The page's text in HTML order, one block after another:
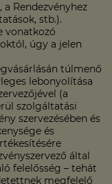
Rendezvényhez
stb.).
vonatkozó
úgy a jelen
túlmenő
lebonyolítása
(a
szolgáltatási
szervezésében és
és
által
felelősség – tehát
megfelelő